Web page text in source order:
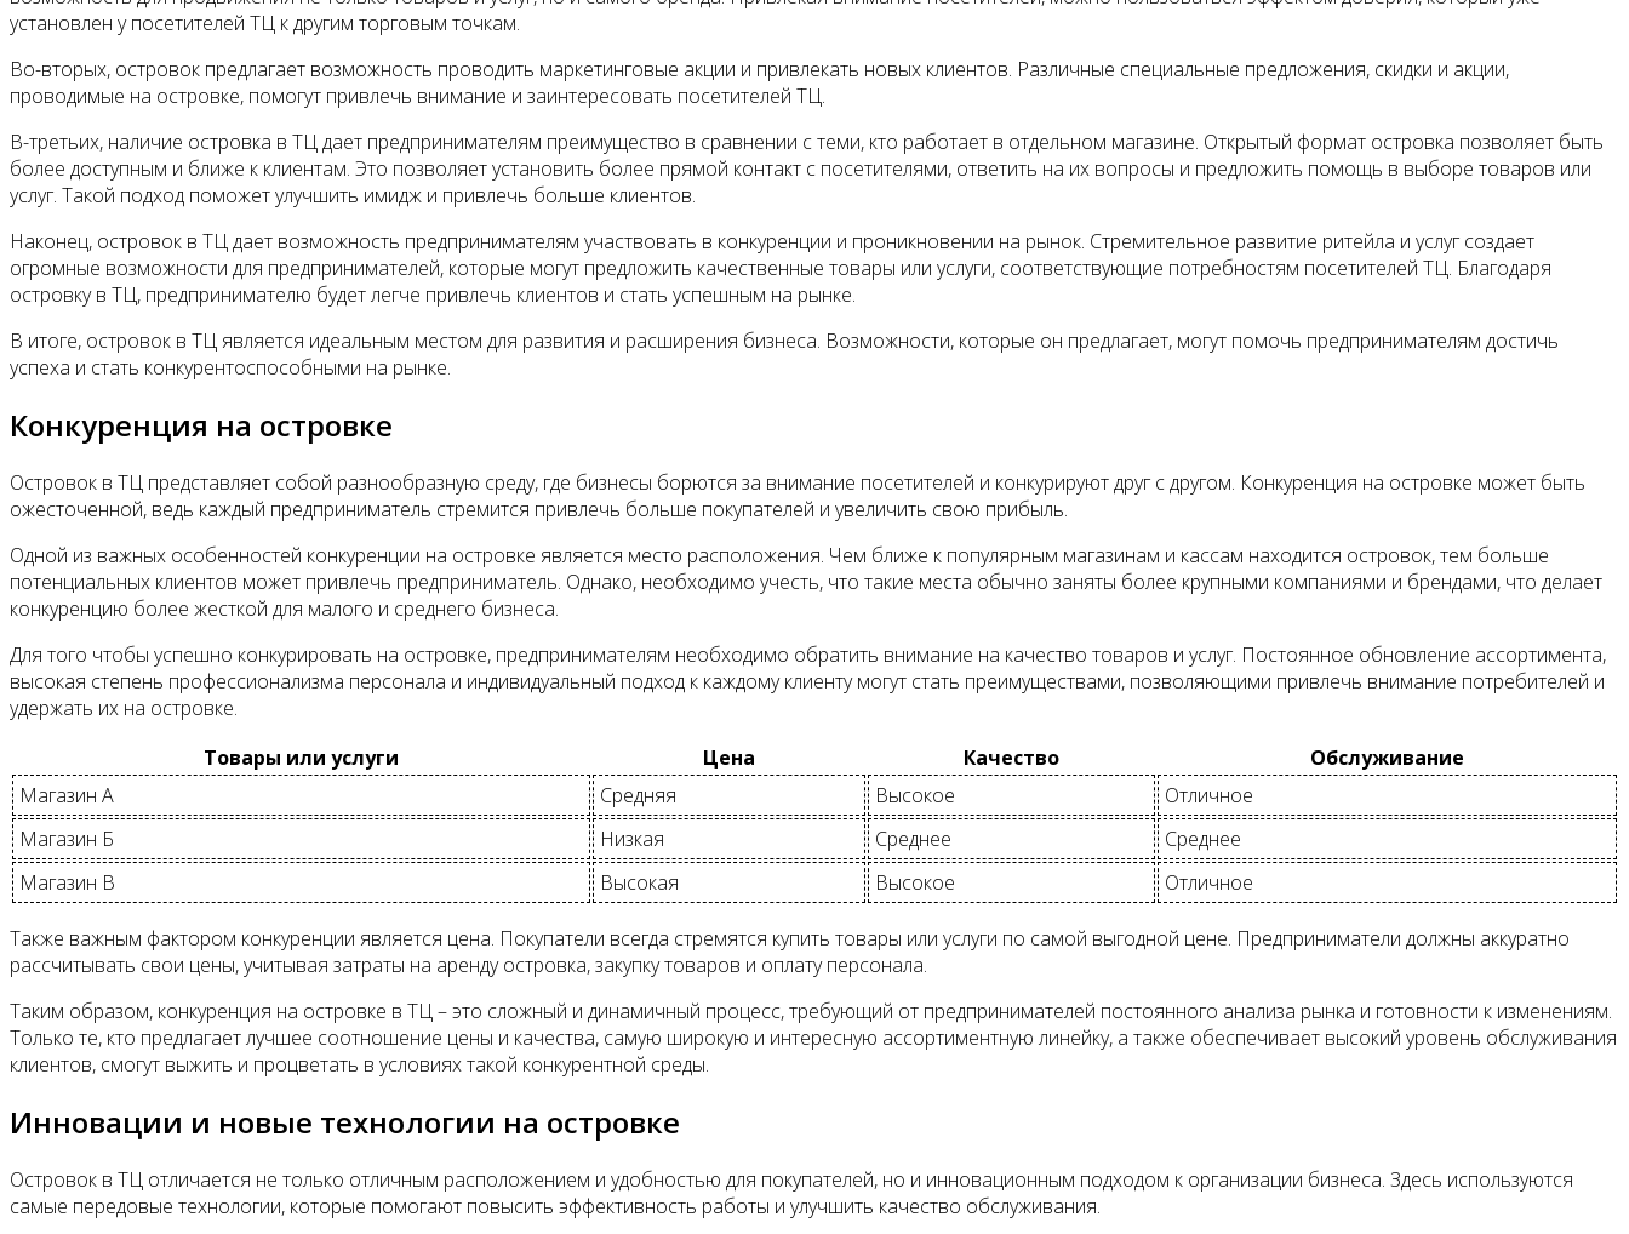
установлен у посетителей ТЦ к другим торговым точкам.
Во-вторых, островок предлагает возможность проводить маркетинговые акции и привлекать новых клиентов. Различные специальные предложения, скидки и акции,
проводимые на островке, помогут привлечь внимание и заинтересовать посетителей ТЦ.
В-третьих, наличие островка в ТЦ дает предпринимателям преимущество в сравнении с теми, кто работает в отдельном магазине. Открытый формат островка позволяет быть
более доступным и ближе к клиентам. Это позволяет установить более прямой контакт с посетителями, ответить на их вопросы и предложить помощь в выборе товаров или
услуг. Такой подход поможет улучшить имидж и привлечь больше клиентов.
Наконец, островок в ТЦ дает возможность предпринимателям участвовать в конкуренции и проникновении на рынок. Стремительное развитие ритейла и услуг создает
огромные возможности для предпринимателей, которые могут предложить качественные товары или услуги, соответствующие потребностям посетителей ТЦ. Благодаря
островку в ТЦ, предпринимателю будет легче привлечь клиентов и стать успешным на рынке.
В итоге, островок в ТЦ является идеальным местом для развития и расширения бизнеса. Возможности, которые он предлагает, могут помочь предпринимателям достичь
успеха и стать конкурентоспособными на рынке.
Конкуренция на островке
Островок в ТЦ представляет собой разнообразную среду, где бизнесы борются за внимание посетителей и конкурируют друг с другом. Конкуренция на островке может быть
ожесточенной, ведь каждый предприниматель стремится привлечь больше покупателей и увеличить свою прибыль.
Одной из важных особенностей конкуренции на островке является место расположения. Чем ближе к популярным магазинам и кассам находится островок, тем больше
потенциальных клиентов может привлечь предприниматель. Однако, необходимо учесть, что такие места обычно заняты более крупными компаниями и брендами, что делает
конкуренцию более жесткой для малого и среднего бизнеса.
Для того чтобы успешно конкурировать на островке, предпринимателям необходимо обратить внимание на качество товаров и услуг. Постоянное обновление ассортимента,
высокая степень профессионализма персонала и индивидуальный подход к каждому клиенту могут стать преимуществами, позволяющими привлечь внимание потребителей и
удержать их на островке.
Товары или услуги
Цена Качество
Обслуживание
Магазин А
Средняя Высокое
Отличное
Магазин Б
Низкая Среднее
Среднее
Магазин В
Высокая Высокое Отличное
Также важным фактором конкуренции является цена. Покупатели всегда стремятся купить товары или услуги по самой выгодной цене. Предприниматели должны аккуратно
рассчитывать свои цены, учитывая затраты на аренду островка, закупку товаров и оплату персонала.
Таким образом, конкуренция на островке в ТЦ – это сложный и динамичный процесс, требующий от предпринимателей постоянного анализа рынка и готовности к изменениям.
Только те, кто предлагает лучшее соотношение цены и качества, самую широкую и интересную ассортиментную линейку, а также обеспечивает высокий уровень обслуживания
клиентов, смогут выжить и процветать в условиях такой конкурентной среды.
Инновации и новые технологии на островке
Островок в ТЦ отличается не только отличным расположением и удобностью для покупателей, но и инновационным подходом к организации бизнеса. Здесь используются
самые передовые технологии, которые помогают повысить эффективность работы и улучшить качество обслуживания.